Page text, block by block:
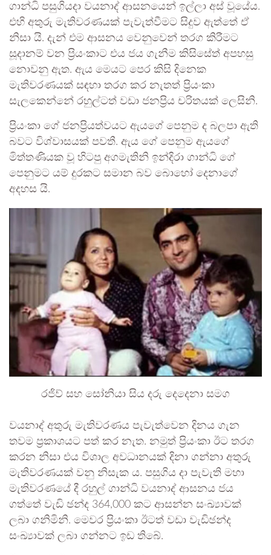
ගාන්ධි පසුගියදා වයනාද් ආසනයෙන් ඉල්ලා අස් වූයේය.
එහි අතුරු මැතිවරණයක් පැවැත්වීමට සිදුව ඇත්තේ ඒ
නිසා යි. දැන් එම ආසනය වෙනුවෙන් තරග කිරීමට
සූදානම් වන ප්‍රියංකාට එය ජය ගැනීම කිසිසේත් අපහසු
නොවනු ඇත. ඇය මෙයට පෙර කිසි දිනෙක
මැතිවරණයක් සඳහා තරග කර නැතත් ප්‍රියංකා
සැලකෙන්නේ රහුල්ටත් වඩා ජනප්‍රිය චරිතයක් ලෙසිනි.
ප්‍රියංකා ගේ ජනප්‍රියත්වයට ඇයගේ පෙනුම ද බලපා ඇති
බවට විශ්වාසයක් පවතී. ඇය ගේ පෙනුම ඇයගේ
මිත්තණියක වූ හිටපු අගමැතිනි ඉන්දිරා ගාන්ධි ගේ
පෙනුමට යම් දුරකට සමාන බව බොහෝ දෙනාගේ
අදහස යි.
රජිව් සහ සෝනියා සිය දරු දෙදෙනා සමග
වයනාද් අතුරු මැතිවරණය පැවැත්වෙන දිනය ගැන
තවම ප්‍රකාශයට පත් කර නැත. නමුත් ප්‍රියංකා ඊට තරග
කරන නිසා එය විශාල අවධානයක් දිනා ගන්නා අතුරු
මැතිවරණයක් වනු නිසැක ය. පසුගිය දා පැවැති මහා
මැතිවරණයේ දී රහුල් ගාන්ධි වයනාද් ආසනය ජය
ගත්තේ වැඩි ඡන්ද 364,000 කට ආසන්න සංඛ්‍යාවක්
ලබා ගනිමිනි. මෙවර ප්‍රියංකා ඊටත් වඩා වැඩිඡන්ද
සංඛ්‍යාවක් ලබා ගන්නට ඉඩ තිබේ.